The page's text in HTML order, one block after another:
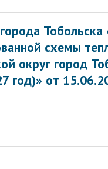
схемы
округ город
год)» от